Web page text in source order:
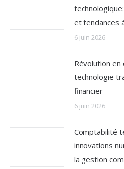
et tendances
6 juin 2026
Révolution en
technologie
financier
6 juin 2026
Comptabilité
innovations
la gestion